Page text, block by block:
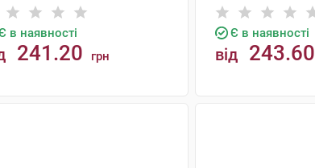
в наявності
241.20 грн
Є в наявності
від 243.60